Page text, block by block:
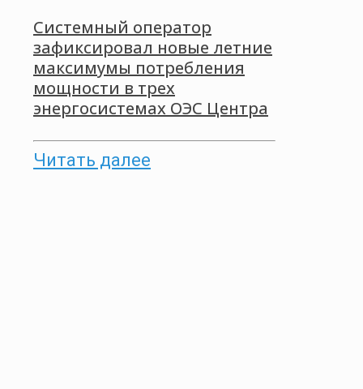
Системный оператор
зафиксировал новые летние
максимумы потребления
мощности в трех
энергосистемах ОЭС Центра
Читать далее